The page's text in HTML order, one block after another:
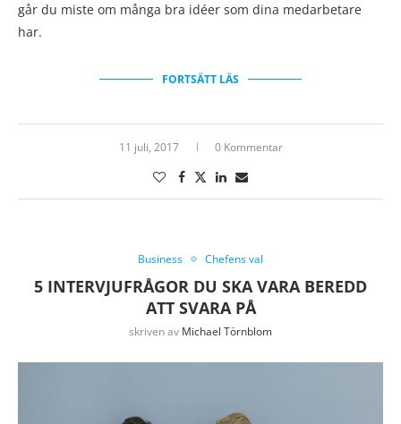
går du miste om många bra idéer som dina medarbetare
har.
FORTSÄTT LÄS
11 juli, 2017 0 Kommentar
Business Chefens val
5 INTERVJUFRÅGOR DU SKA VARA BEREDD
ATT SVARA PÅ
skriven av Michael Törnblom